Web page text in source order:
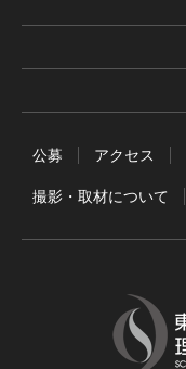
公募 アクセス
撮影・取材について